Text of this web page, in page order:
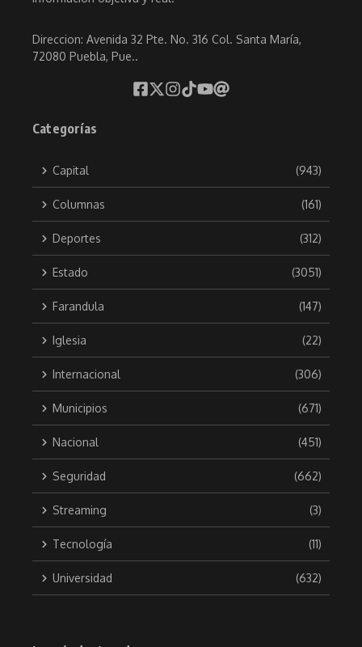
Direccion: Avenida 32 Pte. No. 316 Col. Santa María,
72080 Puebla, Pue..
Categorías
Capital (943)
Columnas (161)
Deportes (312)
Estado (3051)
Farandula (147)
Iglesia (22)
Internacional (306)
Municipios (671)
Nacional (451)
Seguridad (662)
Streaming (3)
Tecnología (11)
Universidad (632)